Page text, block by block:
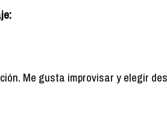
Me gusta improvisar y elegir